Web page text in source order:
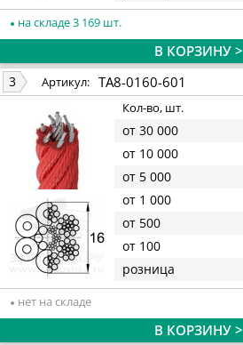
на складе 3 169 шт.
В КОРЗИНУ >
3 Артикул: TA8-0160-601
Кол-во, шт.
от 30 000
от 10 000
от 5 000
от 1 000
от 500
от 100
розница
нет на складе
В КОРЗИНУ >